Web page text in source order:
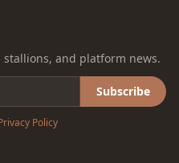
and platform news.
Subscribe
Policy